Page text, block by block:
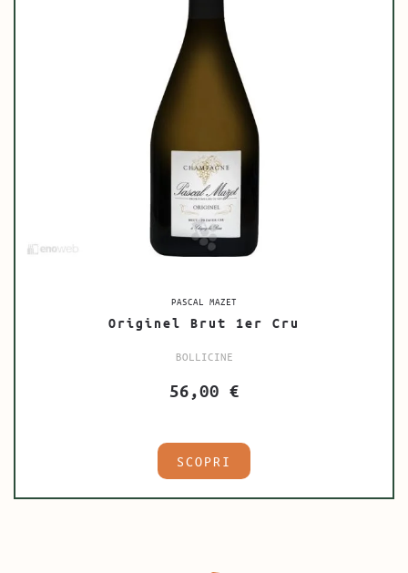
PASCAL MAZET
Originel Brut 1er Cru
BOLLICINE
56,00 €
SCOPRI